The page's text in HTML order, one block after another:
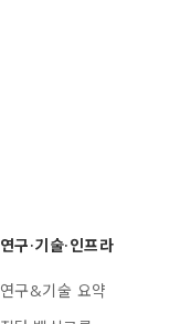
연구·기술·인프라
연구&기술 요약